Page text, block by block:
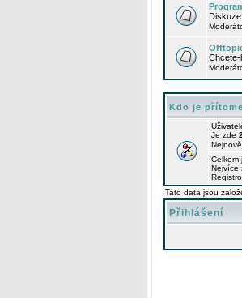
Chcete-
Kdo je
Je zde
Celkem
Nejvíce
Tato data jsou
Přihlášení